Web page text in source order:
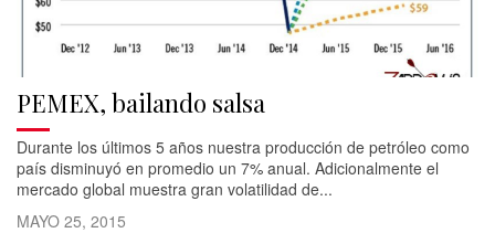
PEMEX, bailando salsa
Durante los últimos 5 años nuestra producción de petróleo como
país disminuyó en promedio un 7% anual. Adicionalmente el
mercado global muestra gran volatilidad de...
MAYO 25, 2015